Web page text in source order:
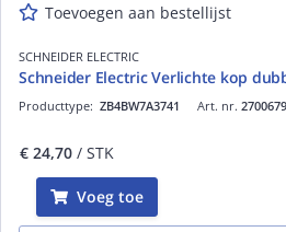
Toevoegen aan bestellijst
SCHNEIDER ELECTRIC
Schneider Electric Verlichte kop
Art. nr.
Producttype: ZB4BW7A3741
€ 24,70 / STK
Voeg toe